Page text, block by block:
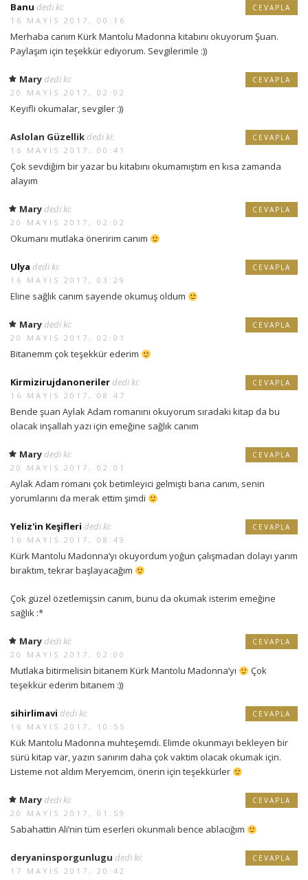
Banu dedi ki:
16 MAYIS 2017, 00:16
Merhaba canım Kürk Mantolu Madonna kitabını okuyorum Şuan.
Paylaşım için teşekkür ediyorum. Sevgilerimle :))
CEVAPLA
Mary dedi ki:
20 MAYIS 2017, 02:02
Keyifli okumalar, sevgiler :))
CEVAPLA
Aslolan Güzellik dedi ki:
16 MAYIS 2017, 00:41
Çok sevdiğim bir yazar bu kitabını okumamıştım en kısa zamanda
alayım
CEVAPLA
Mary dedi ki:
20 MAYIS 2017, 02:02
Okumanı mutlaka öneririm canım
CEVAPLA
Ulya dedi ki:
16 MAYIS 2017, 03:29
Eline sağlık canım sayende okumuş oldum
CEVAPLA
Mary dedi ki:
20 MAYIS 2017, 02:01
Bitanemm çok teşekkür ederim
CEVAPLA
Kirmizirujdanoneriler dedi ki:
16 MAYIS 2017, 08:47
Bende şuan Aylak Adam romanını okuyorum sıradaki kitap da bu
olacak inşallah yazı için emeğine sağlık canım
CEVAPLA
Mary dedi ki:
20 MAYIS 2017, 02:01
Aylak Adam romanı çok betimleyici gelmişti bana canım, senin
yorumlarını da merak ettim şimdi
CEVAPLA
Yeliz'in Keşifleri dedi ki:
16 MAYIS 2017, 08:49
Kürk Mantolu Madonna’yı okuyordum yoğun çalışmadan dolayı yarım
bıraktım, tekrar başlayacağım
Çok güzel özetlemişsin canım, bunu da okumak isterim emeğine
sağlık :*
CEVAPLA
Mary dedi ki:
20 MAYIS 2017, 02:00
Mutlaka bitirmelisin bitanem Kürk Mantolu Madonna’yı
Çok
teşekkür ederim bitanem :))
CEVAPLA
sihirlimavi dedi ki:
16 MAYIS 2017, 10:55
Kük Mantolu Madonna muhteşemdi. Elimde okunmayı bekleyen bir
sürü kitap var, yazın sanırım daha çok vaktim olacak okumak için.
Listeme not aldım Meryemcim, önerin için teşekkürler
CEVAPLA
Mary dedi ki:
20 MAYIS 2017, 01:59
Sabahattin Ali’nin tüm eserleri okunmalı bence ablacığım
CEVAPLA
deryaninsporgunlugu dedi ki:
17 MAYIS 2017, 20:42
CEVAPLA